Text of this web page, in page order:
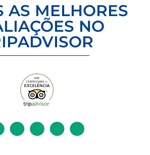
AS MELHORES
NO